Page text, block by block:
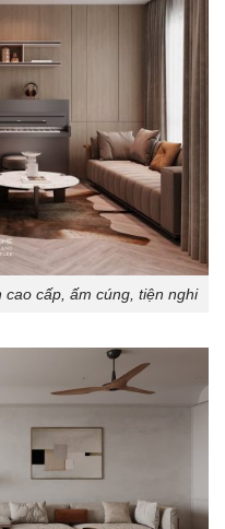
cấp, ấm cúng, tiện nghi